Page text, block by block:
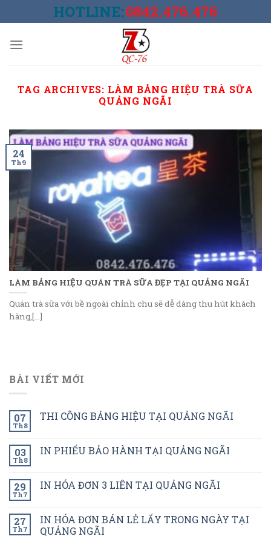
to
HOTLINE:0842.476.476
TAG ARCHIVES: LÀM BẢNG HIỆU TRÀ SỮA
QUẢNG NGÃI
LÀM BẢNG HIỆU QUÁN TRÀ SỮA ĐẸP TẠI QUẢNG NGÃI
Quán trà sữa với bề ngoài chỉnh chu sẽ dễ dàng thu hút khách
hàng,[...]
24
Th9
BÀI VIẾT MỚI
07
Th8
THI CÔNG BẢNG HIỆU TẠI QUẢNG NGÃI
03
Th8
IN PHIẾU BẢO HÀNH TẠI QUẢNG NGÃI
29
Th7
IN HÓA ĐƠN 3 LIÊN TẠI QUẢNG NGÃI
27
Th7
IN HÓA ĐƠN BÁN LẺ LẤY TRONG NGÀY TẠI
QUẢNG NGÃI